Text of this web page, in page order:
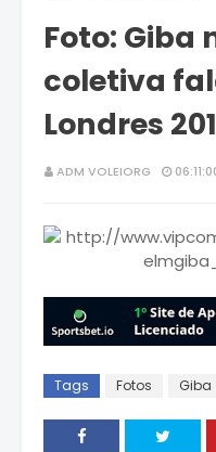
Foto: Giba
coletiva
Londres
ADM VOLEIORG
Tags Fotos Giba